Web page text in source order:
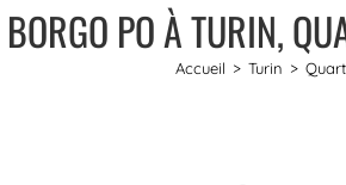
BORGO PO À TURIN,
Accueil > Turin >